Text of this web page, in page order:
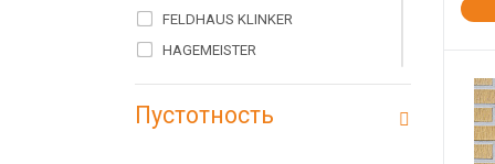
FELDHAUS KLINKER
HAGEMEISTER
HEYLEN BRICKS
IBSTOCK
Пустотность